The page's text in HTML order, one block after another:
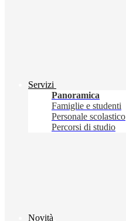
Servizi
Panoramica
Famiglie e studenti
Personale scolastico
Percorsi di studio
Novità